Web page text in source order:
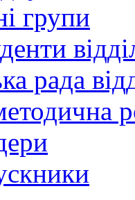
групи
рада